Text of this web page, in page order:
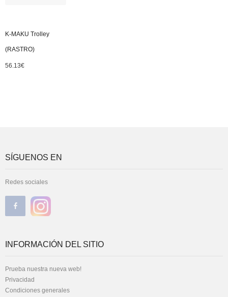
K-MAKU Trolley
(RASTRO)
56.13€
SÍGUENOS EN
Redes sociales
INFORMACIÓN DEL SITIO
Prueba nuestra nueva web!
Privacidad
Condiciones generales